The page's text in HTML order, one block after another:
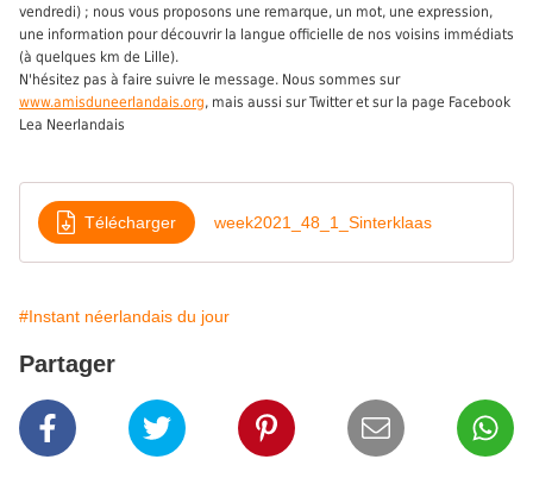
vendredi) ; nous vous proposons une remarque, un mot, une expression,
une information pour découvrir la langue officielle de nos voisins immédiats
(à quelques km de Lille).
N'hésitez pas à faire suivre le message. Nous sommes sur
www.amisduneerlandais.org, mais aussi sur Twitter et sur la page Facebook
Lea Neerlandais
Télécharger week2021_48_1_Sinterklaas
#Instant néerlandais du jour
Partager